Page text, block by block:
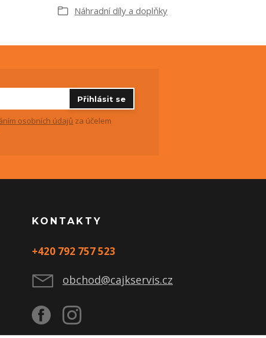
Náhradní díly a doplňky
Přihlásit se
osobních údajů za účelem
KONTAKTY
+420 792 757 523
obchod@cajkservis.cz